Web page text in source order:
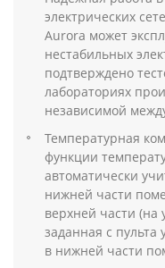
электрических
Aurora может
нестабильных
подтверждено
лабораториях
независимой
Температурная
функции
автоматически
нижней части
верхней части (на
заданная с
в нижней части